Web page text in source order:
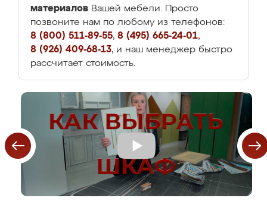
материалов Вашей мебели. Просто
позвоните нам по любому из телефонов:
8 (800) 511-89-55, 8 (495) 665-24-01,
8 (926) 409-68-13, и наш менеджер быстро
рассчитает стоимость.